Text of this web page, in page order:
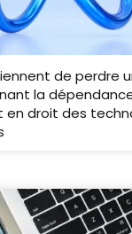
de perdre
la
en droit des